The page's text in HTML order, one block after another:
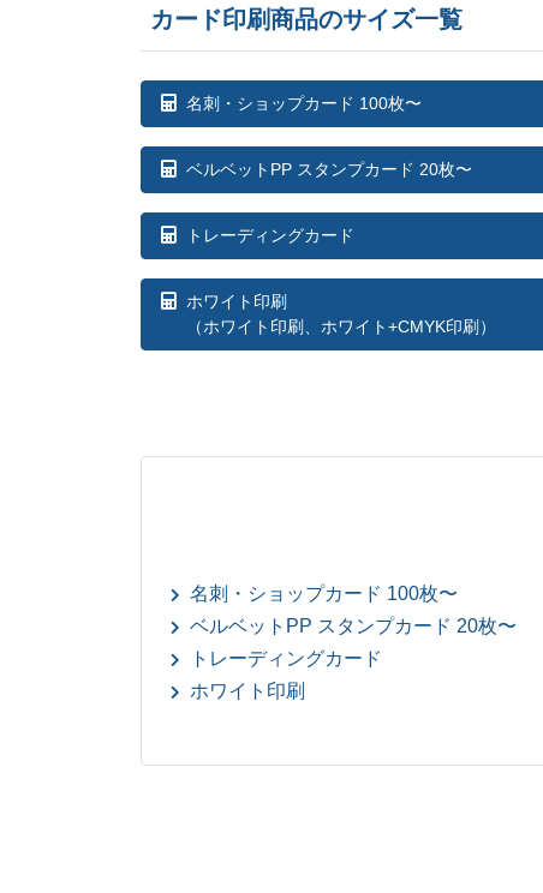
カード印刷商品のサイズ一覧
名刺・ショップカード 100枚〜
ベルベットPP スタンプカード 20枚〜
トレーディングカード
ホワイト印刷
（ホワイト印刷、ホワイト+CMYK印刷）
名刺・ショップカード 100枚〜
ベルベットPP スタンプカード 20枚〜
トレーディングカード
ホワイト印刷